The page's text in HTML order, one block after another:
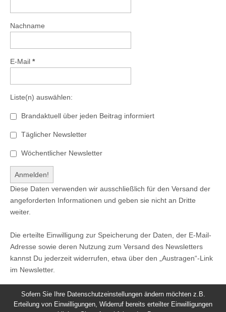
Nachname
E-Mail *
Liste(n) auswählen:
Brandaktuell über jeden Beitrag informiert
Täglicher Newsletter
Wöchentlicher Newsletter
Diese Daten verwenden wir ausschließlich für den Versand der
angeforderten Informationen und geben sie nicht an Dritte
weiter.
Die erteilte Einwilligung zur Speicherung der Daten, der E-Mail-
Adresse sowie deren Nutzung zum Versand des Newsletters
kannst Du jederzeit widerrufen, etwa über den „Austragen“-Link
im Newsletter.
Sofern Sie Ihre Datenschutzeinstellungen ändern möchten z.B.
Erteilung von Einwilligungen, Widerruf bereits erteilter Einwilligungen